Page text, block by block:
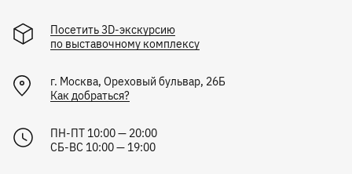
Посетить 3D-экскурсию
по выставочному комплексу
г. Москва, Ореховый бульвар, 26Б
Как добраться?
ПН-ПТ 10:00 — 20:00
СБ-ВС 10:00 — 19:00